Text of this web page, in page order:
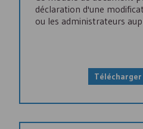
déclaration d'une
ou les administrateurs
Télécharger